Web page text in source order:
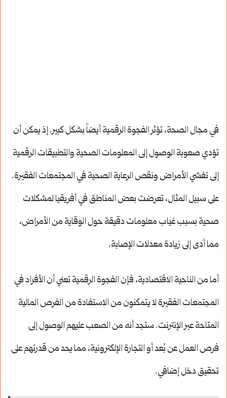
في مجال الصحة، تؤثر الفجوة الرقمية أيضاً بشكل كبير. إذ يمكن أن
تؤدي صعوبة الوصول إلى المعلومات الصحية والتطبيقات الرقمية
إلى تفشي الأمراض ونقص الرعاية الصحية في المجتمعات الفقيرة.
على سبيل المثال، تعرضت بعض المناطق في أفريقيا لمشكلات
صحية بسبب غياب معلومات دقيقة حول الوقاية من الأمراض،
مما أدى إلى زيادة معدلات الإصابة.
أما من الناحية الاقتصادية، فإن الفجوة الرقمية تعني أن الأفراد في
المجتمعات الفقيرة لا يتمكنون من الاستفادة من الفرص المالية
المتاحة عبر الإنترنت. ستجد أنه من الصعب عليهم الوصول إلى
فرص العمل عن بُعد أو التجارة الإلكترونية، مما يحد من قدرتهم على
تحقيق دخل إضافي.